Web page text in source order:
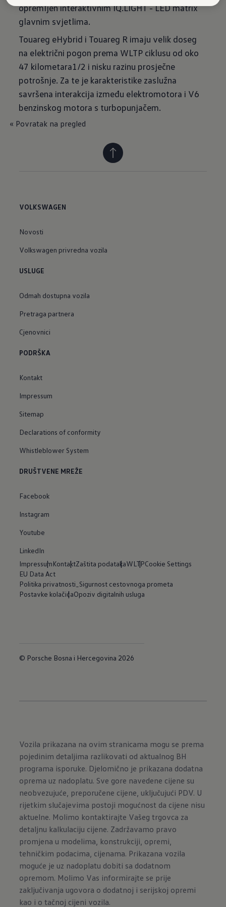
opremljen interaktivnim IQ.LIGHT - LED matrix
glavnim svjetlima.
Touareg eHybrid i Touareg R imaju velik doseg
na električni pogon prema WLTP ciklusu od oko
47 kilometara1/2 i nisku razinu prosječne
potrošnje. Za te je karakteristike zaslužna
savršena interakcija između elektromotora i V6
benzinskog motora s turbopunjačem.
« Povratak na pregled
VOLKSWAGEN
Novosti
Volkswagen privredna vozila
USLUGE
Odmah dostupna vozila
Pretraga partnera
Cjenovnici
PODRŠKA
Kontakt
Impressum
Sitemap
Declarations of conformity
Whistleblower System
DRUŠTVENE MREŽE
Facebook
Instagram
Youtube
LinkedIn
ImpressumKontaktZaštita podatakaWLTPCookie Settings
EU Data Act
Politika privatnosti_Sigurnost cestovnoga prometa
Postavke kolačićaOpoziv digitalnih usluga
© Porsche Bosna i Hercegovina 2026
Vozila prikazana na ovim stranicama mogu se prema
pojedinim detaljima razlikovati od aktualnog BH
programa isporuke. Djelomično je prikazana dodatna
oprema uz nadoplatu. Sve gore navedene cijene su
neobvezujuće, preporučene cijene, uključujući PDV. U
rijetkim slučajevima postoji mogućnost da cijene nisu
aktuelne. Molimo kontaktirajte Vašeg trgovca za
detaljnu kalkulaciju cijene. Zadržavamo pravo
promjena u modelima, konstrukciji, opremi,
tehničkim podacima, cijenama. Prikazana vozila
moguće je uz nadoplatu dobiti sa dodatnom
opremom. Molimo Vas informirajte se prije
zaključivanja ugovora o dodatnoj i serijskoj opremi
kao i o tačnoj cijeni vozila.